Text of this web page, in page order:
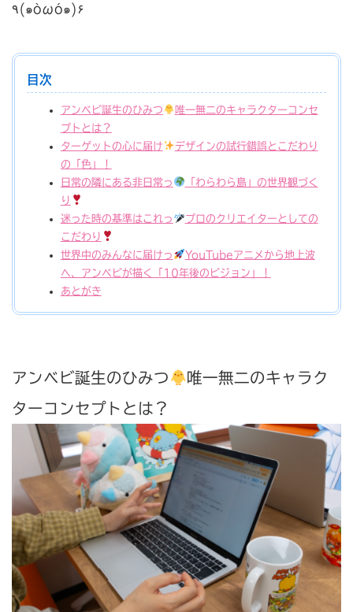
٩(๑òωó๑)۶
目次
アンベビ誕生のひみつ
唯一無二のキャラクターコンセ
プトとは？
ターゲットの心に届け
デザインの試行錯誤とこだわり
の「色」！
日常の隣にある非日常っ
「わらわら島」の世界観づく
り
迷った時の基準はこれっ
プロのクリエイターとしての
こだわり
世界中のみんなに届けっ
YouTubeアニメから地上波
へ、アンベビが描く「10年後のビジョン」！
あとがき
アンベビ誕生のひみつ 唯一無二のキャラク
ターコンセプトとは？